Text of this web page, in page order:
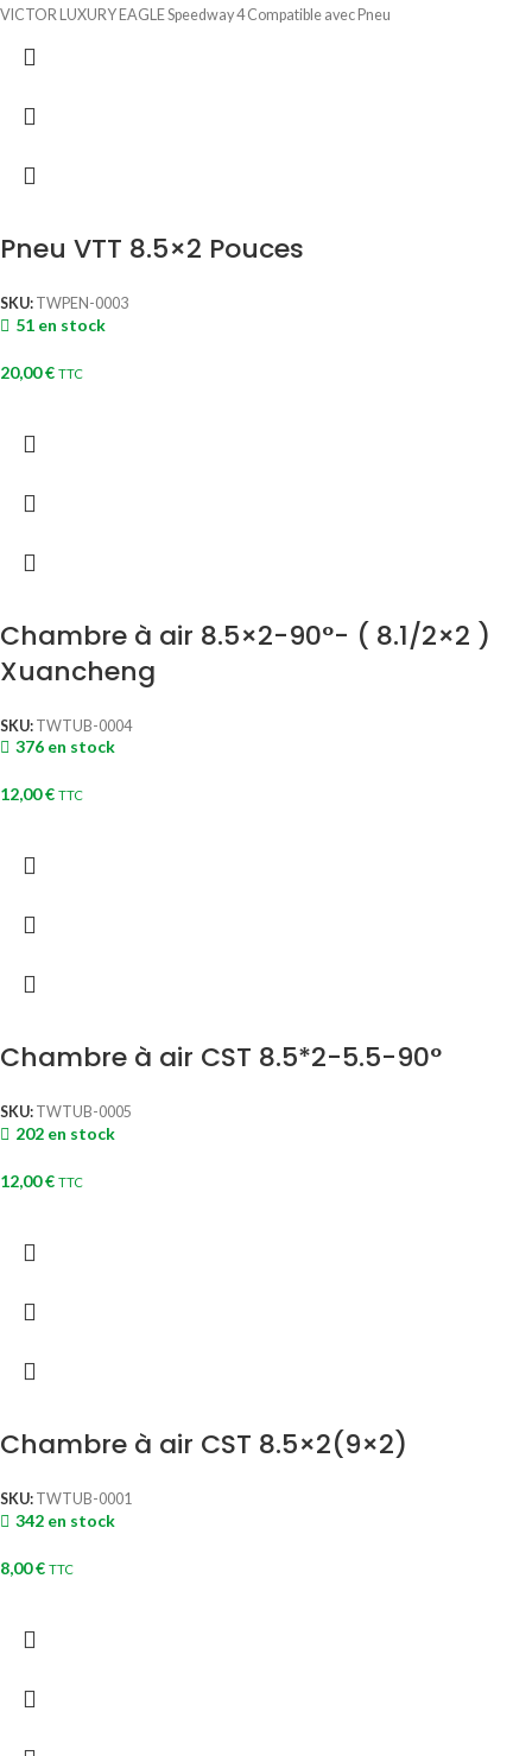
VICTOR LUXURY EAGLE Speedway 4 Compatible avec Pneu
Pneu VTT 8.5×2 Pouces
SKU: TWPEN-0003
51 en stock
20,00€ TTC
Chambre à air 8.5×2-90°- ( 8.1/2×2 )
Xuancheng
SKU: TWTUB-0004
376 en stock
12,00€ TTC
Chambre à air CST 8.5*2-5.5-90°
SKU: TWTUB-0005
202 en stock
12,00€ TTC
Chambre à air CST 8.5×2(9×2)
SKU: TWTUB-0001
342 en stock
8,00€ TTC